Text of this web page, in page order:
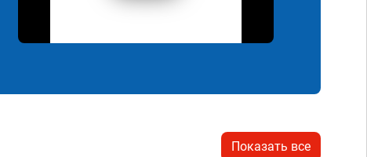
Показать все